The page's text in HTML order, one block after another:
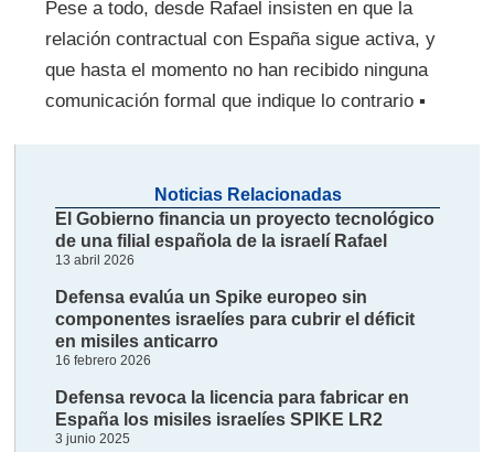
Pese a todo, desde Rafael insisten en que la
relación contractual con España sigue activa, y
que hasta el momento no han recibido ninguna
comunicación formal que indique lo contrario ▪
Noticias Relacionadas
El Gobierno financia un proyecto tecnológico
de una filial española de la israelí Rafael
13 abril 2026
Defensa evalúa un Spike europeo sin
componentes israelíes para cubrir el déficit
en misiles anticarro
16 febrero 2026
Defensa revoca la licencia para fabricar en
España los misiles israelíes SPIKE LR2
3 junio 2025